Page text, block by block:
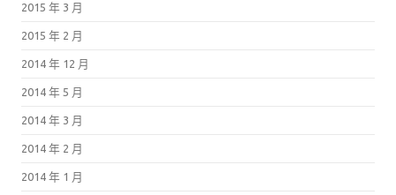
2015 年 3 月
2015 年 2 月
2014 年 12 月
2014 年 5 月
2014 年 3 月
2014 年 2 月
2014 年 1 月